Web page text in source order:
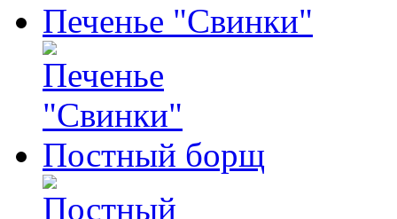
Печенье "Свинки"
Постный борщ